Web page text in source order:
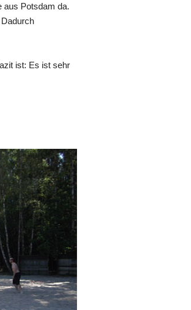
aus Potsdam da.
ist: Es ist sehr